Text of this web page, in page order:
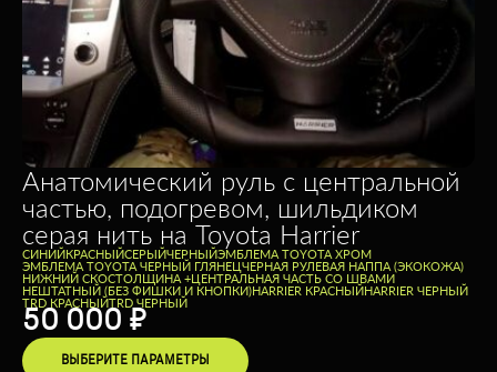
Анатомический руль с центральной
частью, подогревом, шильдиком
серая нить на Toyota Harrier
CИНИЙКРАСНЫЙСЕРЫЙЧЕРНЫЙЭМБЛЕМА TOYOTA ХРОМ
ЭМБЛЕМА TOYOTA ЧЕРНЫЙ ГЛЯНЕЦЧЕРНАЯ РУЛЕВАЯ НАППА (ЭКОКОЖА)
НИЖНИЙ СКОСТОЛЩИНА +ЦЕНТРАЛЬНАЯ ЧАСТЬ СО ШВАМИ
НЕШТАТНЫЙ (БЕЗ ФИШКИ И КНОПКИ)HARRIER КРАСНЫЙHARRIER ЧЕРНЫЙ
TRD КРАСНЫЙTRD ЧЕРНЫЙ
50 000 ₽
ВЫБЕРИТЕ ПАРАМЕТРЫ